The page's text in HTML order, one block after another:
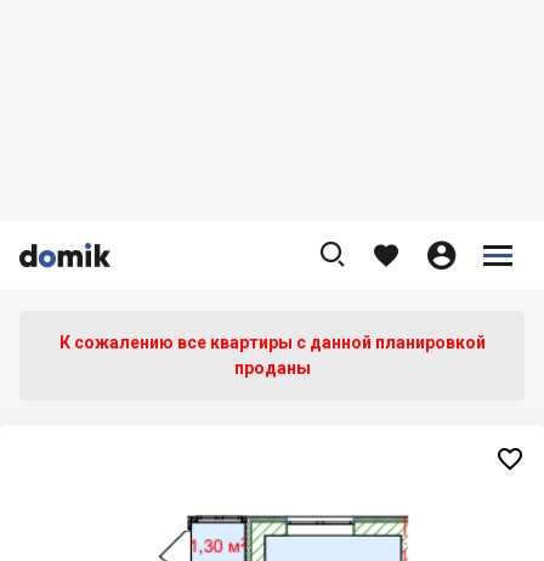


    


К сожалению все квартиры c данной планировкой
проданы
